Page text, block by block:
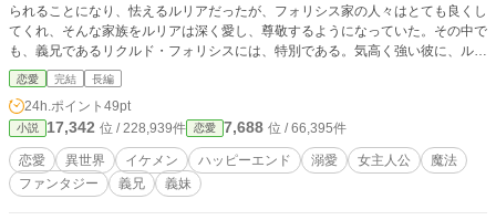
られることになり、怯えるルリアだったが、フォリシス家の人々はとても良くし
てくれ、そんな家族をルリアは深く愛し、尊敬するようになっていた。その中で
も、義兄であるリクルド・フォリシスには、特別である。気高く強い彼に、ルリ
アは強い憧れを抱いていくようになっていたのだ。 時は流れ、ルリアは十六歳
になっていた。彼女の暮らす国では、その年で魔法学校に通うようになってい
る。そこで、ルリアは、兄の学園に通いたいと願っていた。しかし、リクルドは
それを認めてくれないのだ。なんとか理由を聞き、納得したルリアだったが、そ
こで義妹のレティが口を挟んできた。 「お兄様は、お姉様を共学の学園に通わ
せたくないだけです！」 「ほう？」 これは、ルリアと義理の家族の物語。 ※基
本的に主人公の視点で進みますが、時々視点が変わります。視点が変わる話に
恋愛 完結 長編
24h.ポイント 49pt
小説 17,342 位 / 228,939件 恋愛 7,688 位 / 66,395件
恋愛 異世界 イケメン ハッピーエンド 溺愛 女主人公
魔法
ファンタジー
義兄 義妹